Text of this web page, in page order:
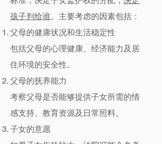
孩子判给谁。主要考虑的因素包括：
父母的健康状况和生活稳定性
包括父母的心理健康、经济能力及居
住环境的安全性。
父母的抚养能力
考察父母是否能够提供子女所需的情
感支持、教育资源及日常照料。
子女的意愿